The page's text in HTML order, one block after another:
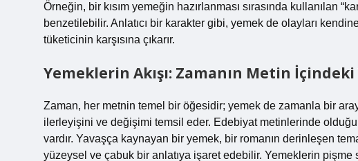
Örneğin, bir kısım yemeğin hazırlanması sırasında kullanılan
benzetilebilir. Anlatıcı bir karakter gibi, yemek de olayları
tüketicinin karşısına çıkarır.
Yemeklerin Akışı: Zamanın Metin İçindeki
Zaman, her metnin temel bir öğesidir; yemek de zamanla bir
ilerleyişini ve değişimi temsil eder. Edebiyat metinlerinde
vardır. Yavaşça kaynayan bir yemek, bir romanın derinleşen
yüzeysel ve çabuk bir anlatıya işaret edebilir. Yemeklerin pişme